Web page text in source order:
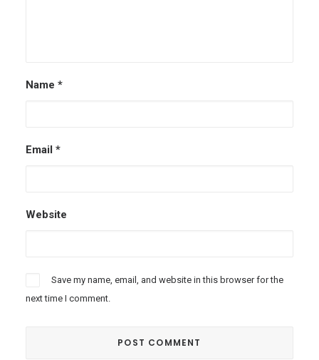
Name *
Email *
Website
Save my name, email, and website in this browser for the
next time I comment.